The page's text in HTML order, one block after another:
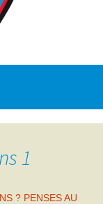
1
? PENSES AU